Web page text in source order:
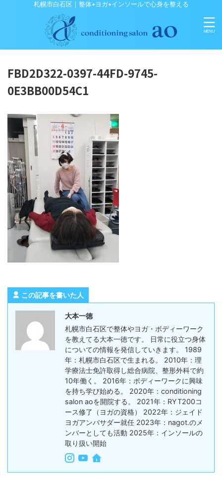
札幌市白石区｜整体•ヨガ•インソールで心身を整える
FBD2D322-0397-44FD-9745-
0E3BB00D54C1
この記事を書いた人
大本一徳
札幌市白石区で整体やヨガ・ボディーワーク
を教えてる大本一徳です。 日常に役立つ身体
についての情報を発信していきます。 1989
年：札幌市白石区で生まれる。 2010年：理
学療法士免許取得し総合病院、整形外科で約
10年働く。 2016年：ボディーワークに興味
を持ち学び始める。 2020年：conditioning
salon aoを開院する。 2021年：RYT200コ
ース修了（ヨガの資格） 2022年：ジェイド
ヨガアンバサダー就任 2023年：nagot.のメ
ンバーとしても活動 2025年：インソールの
取り扱い開始